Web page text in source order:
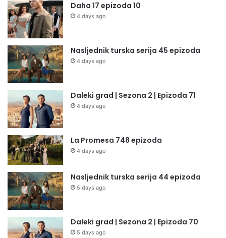
Daha 17 epizoda 10
4 days ago
Nasljednik turska serija 45 epizoda
4 days ago
Daleki grad | Sezona 2 | Epizoda 71
4 days ago
La Promesa 748 epizoda
4 days ago
Nasljednik turska serija 44 epizoda
5 days ago
Daleki grad | Sezona 2 | Epizoda 70
5 days ago